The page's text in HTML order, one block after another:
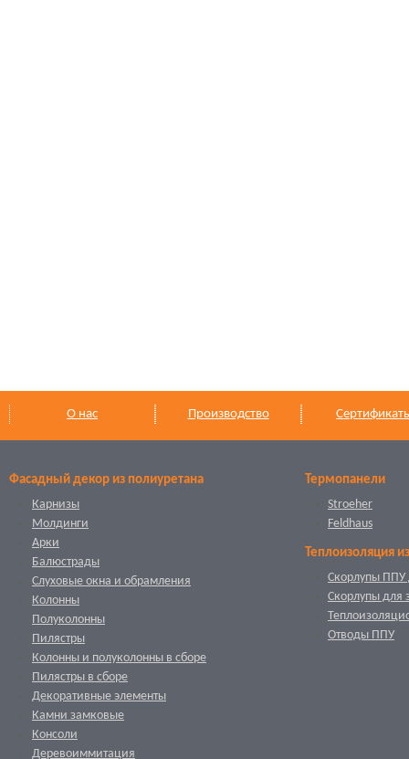
О нас Производство
Фасадный декор из полиуретана
Карнизы
Молдинги
Арки
Балюстрады
Слуховые окна и обрамления
Колонны
Полуколонны
Пилястры
Колонны и полуколонны в сборе
Пилястры в сборе
Декоративные элементы
Камни замковые
Консоли
Деревоиммитация
Термопанели
Stroeher
Feldhaus
Теплоизоляция
Скорлупы ППУ
Скорлупы для
Отводы ППУ